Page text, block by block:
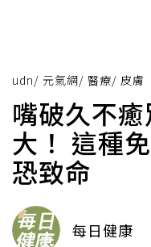
udn/ 元氣網/ 醫療/ 皮膚
嘴破久不
大！ 這種
恐致命
每日健康